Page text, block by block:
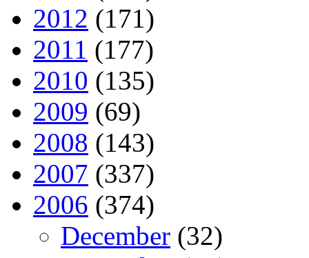
2012 (171)
2011 (177)
2010 (135)
2009 (69)
2008 (143)
2007 (337)
2006 (374)
December (32)